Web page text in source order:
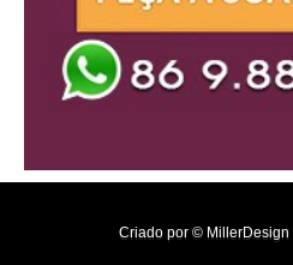
Criado por © MillerDesign |